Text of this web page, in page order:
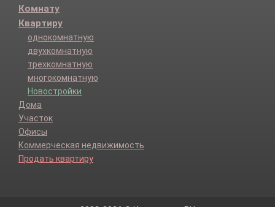
Комнату
Квартиру
однокомнатную
двухкомнатную
трехкомнатную
многокомнатную
Новостройки
Дома
Участок
Офисы
Коммерческая недвижимость
Продать квартиру